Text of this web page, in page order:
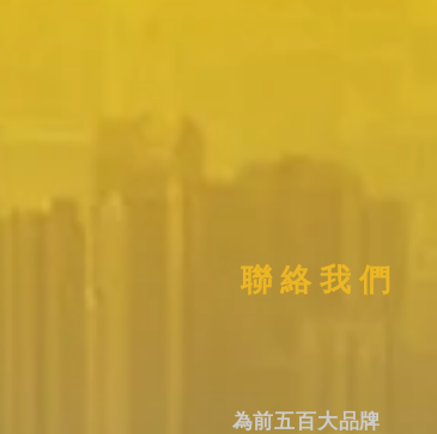
聯 絡 我 們
為前五百大品牌